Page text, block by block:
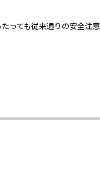
ても従来通りの安全注